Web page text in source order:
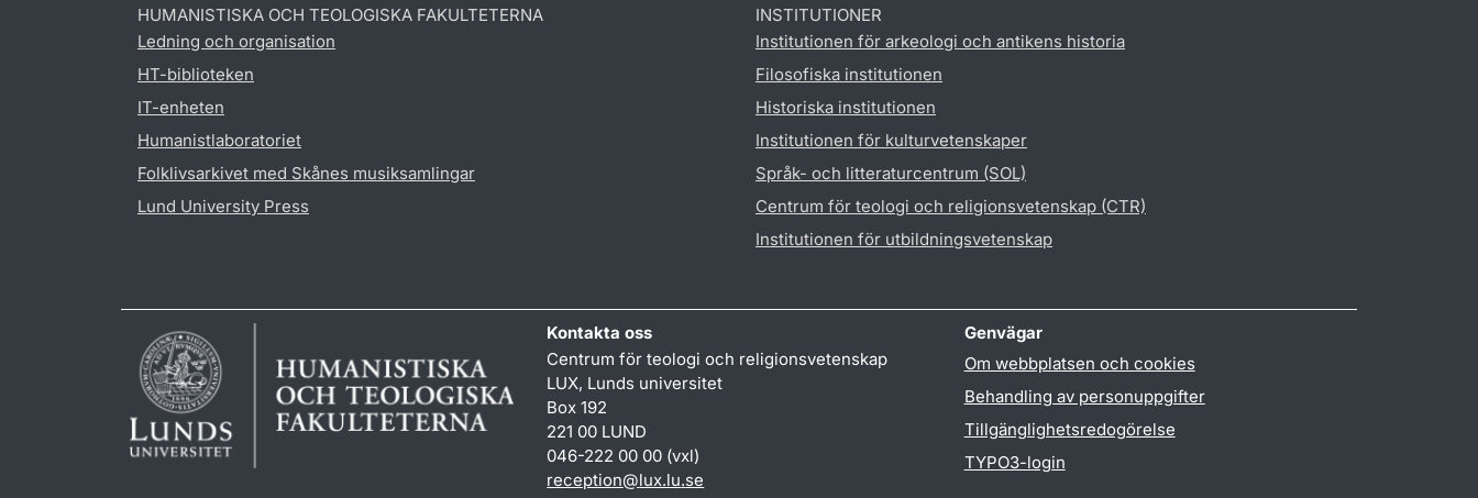
HUMANISTISKA OCH TEOLOGISKA FAKULTETERNA
Ledning och organisation
HT-biblioteken
IT-enheten
Humanistlaboratoriet
Folklivsarkivet med Skånes musiksamlingar
Lund University Press
INSTITUTIONER
Institutionen för arkeologi och antikens historia
Filosofiska institutionen
Historiska institutionen
Institutionen för kulturvetenskaper
Språk- och litteraturcentrum (SOL)
Centrum för teologi och religionsvetenskap (CTR)
Institutionen för utbildningsvetenskap
Kontakta oss
Centrum för teologi och religionsvetenskap
LUX, Lunds universitet
Box 192
221 00 LUND
046-222 00 00 (vxl)
reception@lux.lu.se
Genvägar
Om webbplatsen och cookies
Behandling av personuppgifter
Tillgänglighetsredogörelse
TYPO3-login